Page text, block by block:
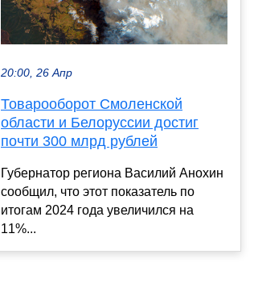
20:00, 26 Апр
Товарооборот Смоленской
области и Белоруссии достиг
почти 300 млрд рублей
Губернатор региона Василий Анохин
сообщил, что этот показатель по
итогам 2024 года увеличился на
11%...